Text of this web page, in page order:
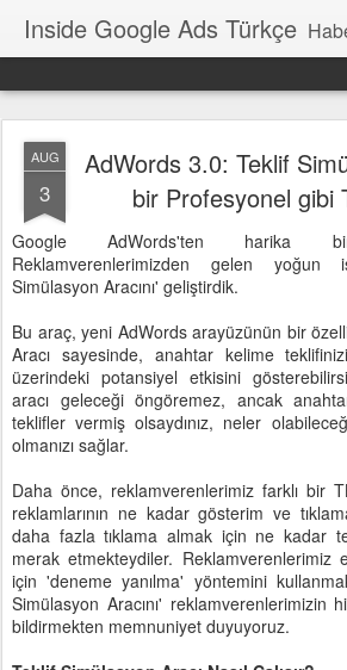
Inside Google Ads Türkçe Haberler,
AUG
3
AdWords 3.0: Teklif
bir Profesyonel gibi
Google AdWords'ten harika
Reklamverenlerimizden gelen
Simülasyon Aracını' geliştirdik.
Bu araç, yeni AdWords arayüzünün bir
Aracı sayesinde, anahtar kelime
üzerindeki potansiyel etkisini
aracı geleceği öngöremez, ancak
teklifler vermiş olsaydınız, neler
olmanızı sağlar.
Daha önce, reklamverenlerimiz farklı bir
reklamlarının ne kadar gösterim ve
daha fazla tıklama almak için ne kadar
merak etmekteydiler.
için 'deneme yanılma' yöntemini
Simülasyon Aracını' reklamverenlerimizin
bildirmekten memnuniyet duyuyoruz.